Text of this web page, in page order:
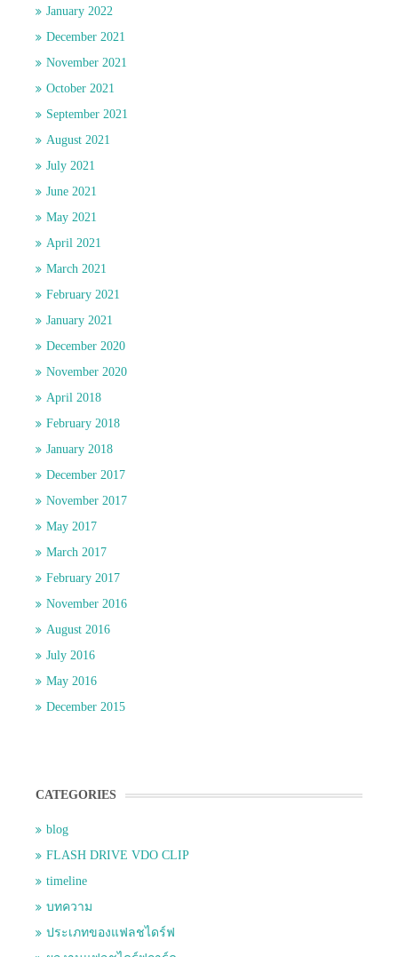
January 2022
December 2021
November 2021
October 2021
September 2021
August 2021
July 2021
June 2021
May 2021
April 2021
March 2021
February 2021
January 2021
December 2020
November 2020
April 2018
February 2018
January 2018
December 2017
November 2017
May 2017
March 2017
February 2017
November 2016
August 2016
July 2016
May 2016
December 2015
CATEGORIES
blog
FLASH DRIVE VDO CLIP
timeline
บทความ
ประเภทของแฟลชไดร์ฟ